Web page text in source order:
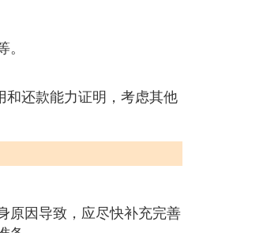
还款能力证明，考虑其他
原因导致，应尽快补充完善